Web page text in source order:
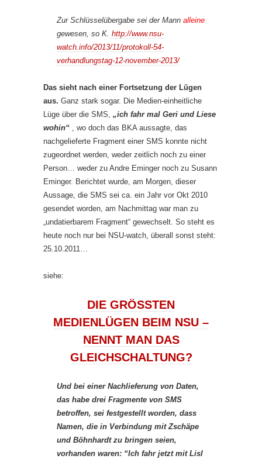
Zur Schlüsselübergabe sei der Mann alleine
gewesen, so K. http://www.nsu-
watch.info/2013/11/protokoll-54-
verhandlungstag-12-november-2013/
Das sieht nach einer Fortsetzung der Lügen
aus. Ganz stark sogar. Die Medien-einheitliche
Lüge über die SMS, „ich fahr mal Geri und Liese
wohin“ , wo doch das BKA aussagte, das
nachgelieferte Fragment einer SMS konnte nicht
zugeordnet werden, weder zeitlich noch zu einer
Person… weder zu Andre Eminger noch zu Susann
Eminger. Berichtet wurde, am Morgen, dieser
Aussage, die SMS sei ca. ein Jahr vor Okt 2010
gesendet worden, am Nachmittag war man zu
„undatierbarem Fragment“ gewechselt. So steht es
heute noch nur bei NSU-watch, überall sonst steht:
25.10.2011…
siehe:
DIE GRÖSSTEN
MEDIENLÜGEN BEIM NSU –
NENNT MAN DAS
GLEICHSCHALTUNG?
Und bei einer Nachlieferung von Daten,
das habe drei Fragmente von SMS
betroffen, sei festgestellt worden, dass
Namen, die in Verbindung mit Zschäpe
und Böhnhardt zu bringen seien,
vorhanden waren: “Ich fahr jetzt mit Lisl